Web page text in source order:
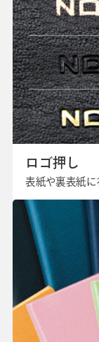
ロゴ押し
表紙や裏表紙に